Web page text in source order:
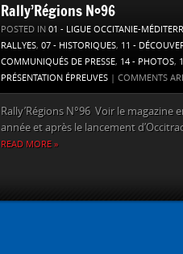
Rally’Régions N°96
POSTED IN 01 - LIGUE OCCITANIE-
RALLYES, 07 - HISTORIQUES, 11 -
COMMUNIQUÉS DE PRESSE, 14 - PHOTOS,
PRÉSENTATION ÉPREUVES | COMMENTS
Rally’Régions N°96 Voir le magazine
année et après le lancement
READ MORE »